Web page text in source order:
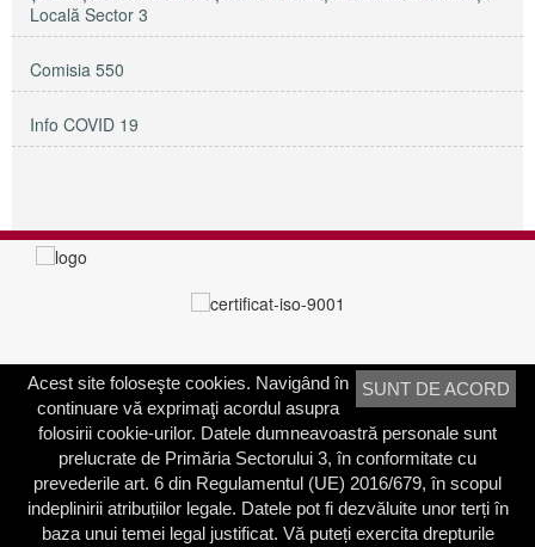
Locală Sector 3
Comisia 550
Info COVID 19
PRIMĂRIA SECTORULUI 3
Adresa:Calea Dudeşti nr. 191
Bucureşti, Sector 3, România
Contactați-ne
Telefon: 021.318.03.23
SUNT DE ACORD
Acest site foloseşte cookies. Navigând în
continuare vă exprimaţi acordul asupra
folosirii cookie-urilor. Datele dumneavoastră personale sunt
prelucrate de Primăria Sectorului 3, în conformitate cu
prevederile art. 6 din Regulamentul (UE) 2016/679, în scopul
indeplinirii atribuțiilor legale. Datele pot fi dezvăluite unor terți în
baza unui temei legal justificat. Vă puteți exercita drepturile